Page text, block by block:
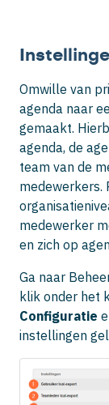
Omwille van
agenda naar
gemaakt.
agenda, de
team van de
medewerkers.
medewerker
en zich op
Ga naar
klik onder het
Configuratie
instellingen